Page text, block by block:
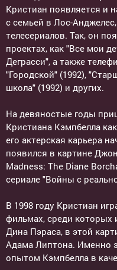
Кристиан появляется и
с семьей в Лос-
телесериалов. Так, он
проектах, как "Все мои
Деграсси", а также
"Городской" (1992),
школа" (1992) и других.
На девяностые годы
Кристиана Кэмпбелла
его актерская карьера
появился в картине
Madness: The Diane
сериале "Войны с
В 1998 году Кристиан
фильмах, среди которых
Дина Пэраса, в этой
Адама Липтона. Именно
опытом Кэмпбелла в